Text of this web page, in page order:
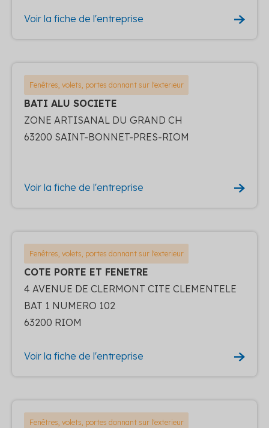
Voir la fiche de l'entreprise
Fenêtres, volets, portes donnant sur l'exterieur
BATI ALU SOCIETE
ZONE ARTISANAL DU GRAND CH
63200 SAINT-BONNET-PRES-RIOM
Voir la fiche de l'entreprise
Fenêtres, volets, portes donnant sur l'exterieur
COTE PORTE ET FENETRE
4 AVENUE DE CLERMONT CITE CLEMENTELE
BAT 1 NUMERO 102
63200 RIOM
Voir la fiche de l'entreprise
Fenêtres, volets, portes donnant sur l'exterieur